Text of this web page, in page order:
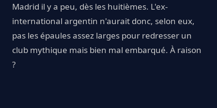
Madrid il y a peu, dès les huitièmes. L'ex-
international argentin n'aurait donc, selon eux,
pas les épaules assez larges pour redresser un
club mythique mais bien mal embarqué. À raison
?